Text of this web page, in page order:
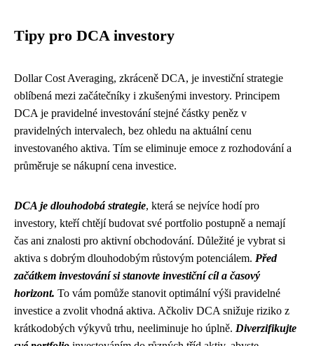
Tipy pro DCA investory
Dollar Cost Averaging, zkráceně DCA, je investiční strategie
oblíbená mezi začátečníky i zkušenými investory. Principem
DCA je pravidelné investování stejné částky peněz v
pravidelných intervalech, bez ohledu na aktuální cenu
investovaného aktiva. Tím se eliminuje emoce z rozhodování a
průměruje se nákupní cena investice.
DCA je dlouhodobá strategie, která se nejvíce hodí pro
investory, kteří chtějí budovat své portfolio postupně a nemají
čas ani znalosti pro aktivní obchodování. Důležité je vybrat si
aktiva s dobrým dlouhodobým růstovým potenciálem. Před
začátkem investování si stanovte investiční cíl a časový
horizont. To vám pomůže stanovit optimální výši pravidelné
investice a zvolit vhodná aktiva. Ačkoliv DCA snižuje riziko z
krátkodobých výkyvů trhu, neeliminuje ho úplně. Diverzifikujte